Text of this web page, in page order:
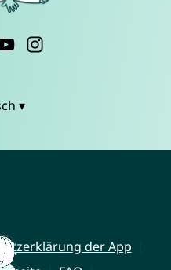
▾
der App